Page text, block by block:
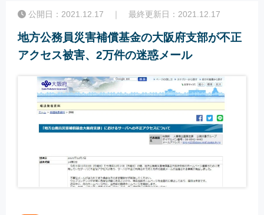
公開日：2021.12.17 ｜ 最終更新日：2021.12.17
地方公務員災害補償基金の大阪府支部が不正
アクセス被害、2万件の迷惑メール